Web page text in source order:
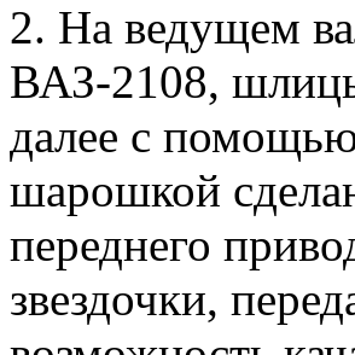
2. На ведущем
ВАЗ-2108,
далее с
шарошкой
переднего
звездочки,